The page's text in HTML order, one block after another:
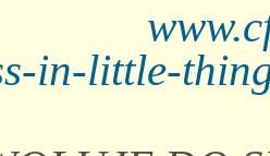
in-little-